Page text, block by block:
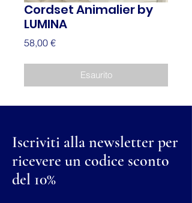
Cordset Animalier by
LUMINA
58,00 €Prezzo
Esaurito
Iscriviti alla newsletter per
ricevere un codice sconto
del 10%